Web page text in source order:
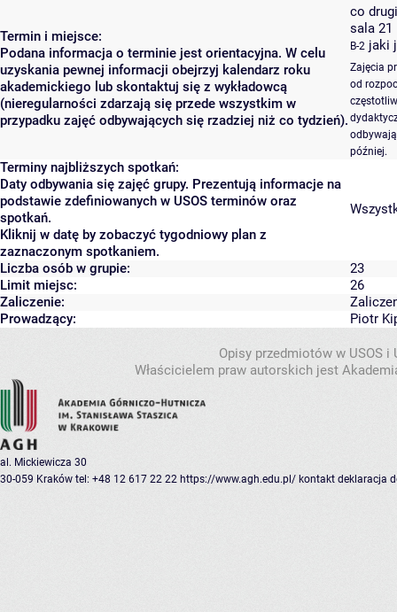
Termin i miejsce:
Podana informacja o terminie jest orientacyjna. W celu
uzyskania pewnej informacji obejrzyj kalendarz roku
akademickiego lub skontaktuj się z wykładowcą
(nieregularności zdarzają się przede wszystkim w
przypadku zajęć odbywających się rzadziej niż co tydzień).
co
sala 21
B-2 jaki
Zajęcia
od
później.
Terminy najbliższych spotkań:
Daty odbywania się zajęć grupy. Prezentują informacje na
podstawie zdefiniowanych w USOS terminów oraz
spotkań.
Kliknij w datę by zobaczyć tygodniowy plan z
zaznaczonym spotkaniem.
Liczba osób w grupie:
23
Limit miejsc:
26
Zaliczenie:
Prowadzący:
Piotr
Opisy przedmiotów w USOS
Właścicielem praw autorskich jest
al. Mickiewicza 30
30-059 Kraków tel: +48 12 617 22 22 https://www.agh.edu.pl/ kontakt deklaracja